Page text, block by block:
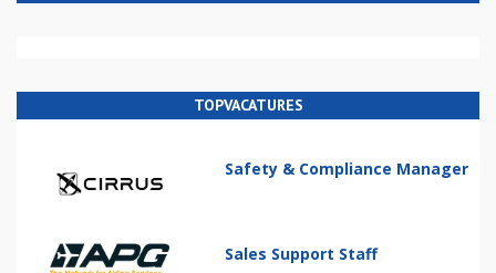
TOPVACATURES
Safety & Compliance Manager
Sales Support Staff